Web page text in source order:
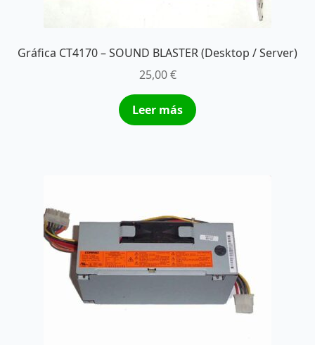
Gráfica CT4170 – SOUND BLASTER (Desktop / Server)
25,00€
Leer más